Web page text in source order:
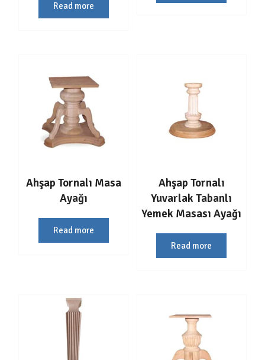
Read more
Ahşap Tornalı Masa
Ayağı
Read more
Ahşap Tornalı
Yuvarlak Tabanlı
Yemek Masası Ayağı
Read more